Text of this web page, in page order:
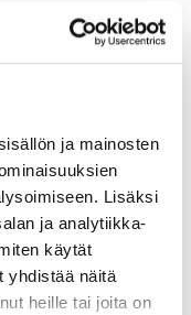
ja mainosten
Lisäksi
ja analytiikka-
käytät
yhdistää näitä
heille tai joita on